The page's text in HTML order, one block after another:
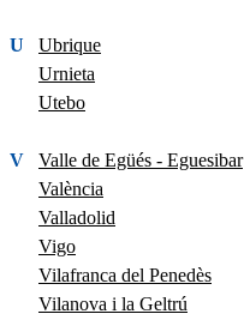
U
Ubrique
Urnieta
Utebo
V
Valle de Egüés - Eguesibar
València
Valladolid
Vigo
Vilafranca del Penedès
Vilanova i la Geltrú